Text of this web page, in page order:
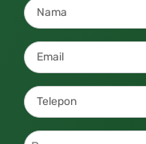
Nama
Email *
Telepon
Pesan